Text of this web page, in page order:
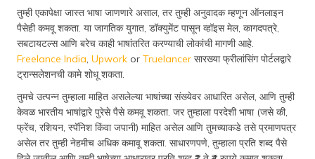
तुम्ही एकापेक्षा जास्त भाषा जाणणारे असाल, तर तुम्ही अनुवादक म्हणून ऑनलाइन
पैसेही कमवू शकता. या जागतिक युगात, डॉक्युमेंट पासून व्हॉइस मेल, कागदपत्रे,
सबटायटल्स आणि बरेच काही भाषांतरित करण्याची लोकांची मागणी आहे.
Freelance India, Upwork or Truelancer सारख्या फ्रीलांसिंग पोर्टलद्वारे
ट्रान्सलेशनची कामे शोधू शकता.
तुमचे उत्पन्न तुम्हाला माहित असलेल्या भाषांच्या संख्येवर आधारित असेल, आणि तुम्ही
केवळ भारतीय भाषांद्वारे पुरेसे पैसे कमवू शकता. जर तुम्हाला परदेशी भाषा (जसे की,
फ्रेंच, रशियन, स्पॅनिश किंवा जपानी) माहित असेल आणि तुमच्याकडे तसे प्रमाणपत्र
असेल तर तुम्ही नेहमीच अधिक कमावू शकता. साधारणपणे, तुम्हाला प्रति शब्द पैसे